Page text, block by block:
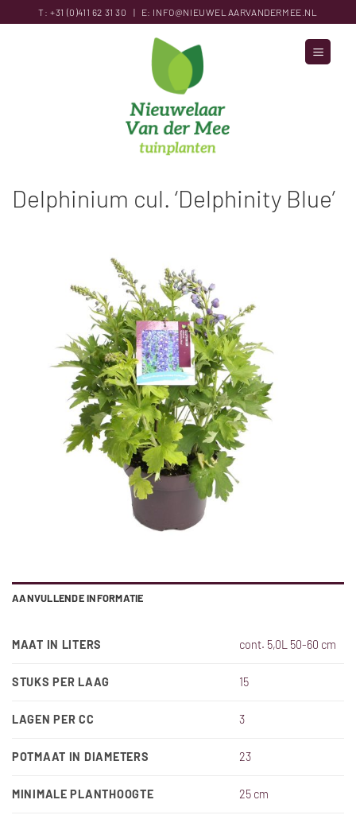
naar
T:+31 (0)411 62 31 30 | E: INFO@NIEUWELAARVANDERMEE.NL
Delphinium cul. ‘Delphinity Blue’
AANVULLENDE INFORMATIE
MAAT IN LITERS cont. 5,0L 50-60 cm
STUKS PER LAAG 15
LAGEN PER CC 3
POTMAAT IN DIAMETERS 23
MINIMALE PLANTHOOGTE 25 cm